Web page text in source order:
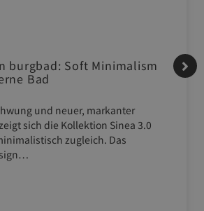
burgbad: Soft Minimalism
Bad
und neuer, markanter
sich die Kollektion Sinea 3.0
zugleich. Das